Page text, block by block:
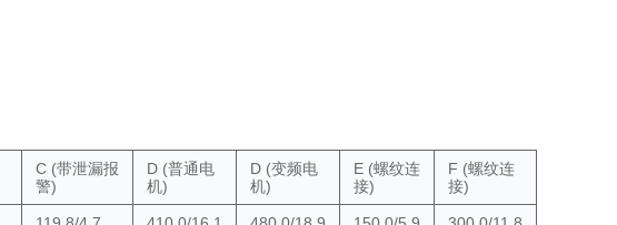
C (带泄漏报
警)
D (普通电
机)
D (变频电
机)
E (螺纹连
接)
F (螺纹连
接)